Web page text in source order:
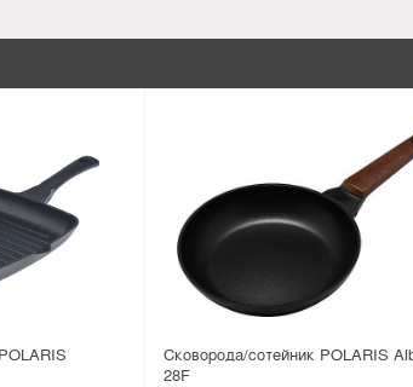
Сковорода/сотейник POLARIS
28F